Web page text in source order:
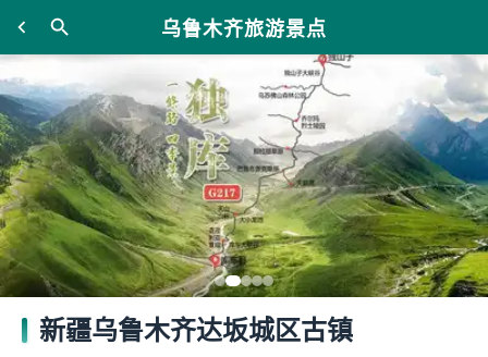
乌鲁木齐旅游景点
新疆乌鲁木齐达坂城区古镇